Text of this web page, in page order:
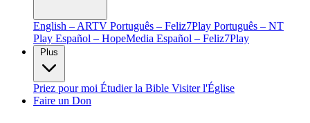
English – ARTV Português – Feliz7Play Português – NT
Play Español – HopeMedia Español – Feliz7Play
Plus
Priez pour moi Étudier la Bible Visiter l'Église
Faire un Don